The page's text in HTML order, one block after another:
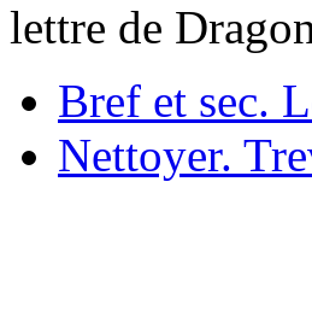
lettre de
Bref et sec.
Nettoyer.